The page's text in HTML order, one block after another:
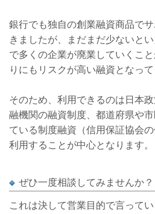
銀行でも独自の創業融資商品で
きましたが、まだまだ少ないと
で多くの企業が廃業していくこ
りにもリスクが高い融資となって
そのため、利用できるのは日本
融機関の融資制度、都道府県や
ている制度融資（信用保証協会
利用することが中心となります。
ぜひ一度相談してみませんか？
これは決して営業目的で言って